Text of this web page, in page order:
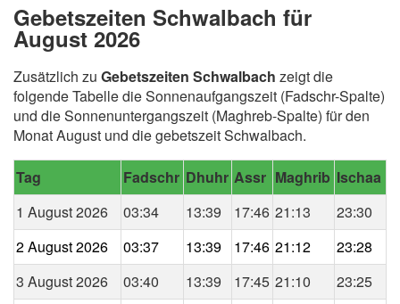
Gebetszeiten Schwalbach für
August 2026
Zusätzlich zu Gebetszeiten Schwalbach zeigt die
folgende Tabelle die Sonnenaufgangszeit (Fadschr-Spalte)
und die Sonnenuntergangszeit (Maghreb-Spalte) für den
Monat August und die gebetszeit Schwalbach.
Tag Fadschr Dhuhr Assr Maghrib Ischaa
1 August 2026
03:34 13:39 17:46 21:13
23:30
2 August 2026
03:37 13:39 17:46 21:12
23:28
3 August 2026
03:40 13:39 17:45 21:10
23:25